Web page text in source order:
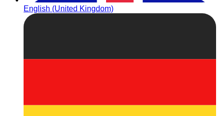
English (United Kingdom)